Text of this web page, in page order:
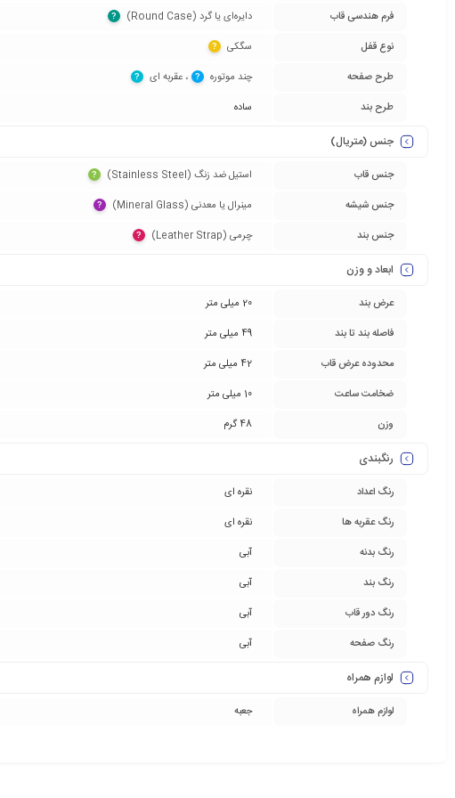
فرم هندسی قاب دایره‌ای یا گرد (Round Case)‏ ?
نوع قفل سگکی‏ ?
طرح صفحه چند موتوره‏ ? ‏، عقربه ای‏ ?
طرح بند ساده
جنس (متریال)
جنس قاب استیل ضد زنگ (Stainless Steel)‏ ?
جنس شیشه مینرال یا معدنی (Mineral Glass)‏ ?
جنس بند چرمی (Leather Strap)‏ ?
ابعاد و وزن
عرض بند
20 میلی متر
فاصله بند تا بند
49 میلی متر
محدوده عرض قاب
42 میلی متر
ضخامت ساعت
10 میلی متر
وزن
48 گرم
رنگبندی
رنگ اعداد
نقره ای
رنگ عقربه ها
نقره ای
رنگ بدنه
آبی
رنگ بند
آبی
رنگ دور قاب
آبی
رنگ صفحه
آبی
لوازم همراه
لوازم همراه جعبه